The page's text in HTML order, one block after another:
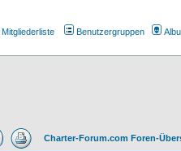
Mitgliederliste Benutzergruppen
Charter-Forum.com Foren-